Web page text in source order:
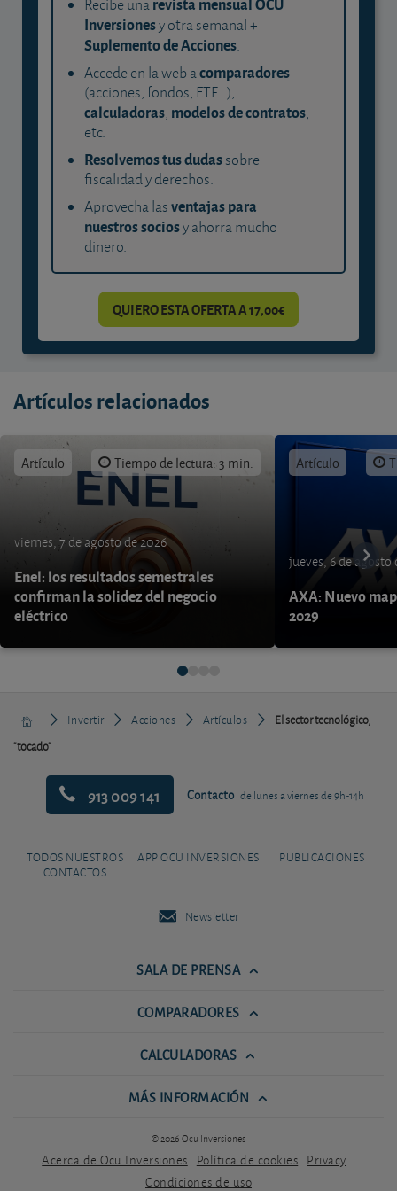
Recibe una
Inversionesy otra semanal +
Suplemento de Acciones.
Accede en la web acomparadores
(acciones, fondos, ETF...),
calculadoras, modelos de contratos,
etc.
Resolvemos tus dudassobre
fiscalidad y derechos.
Aprovecha lasventajas para
nuestros sociosy ahorra mucho
dinero.
QUIERO ESTA OFERTA A 17,00€
Artículos relacionados
Artículo Tiempo de lectura: 3 min.
viernes, 7 de agosto de 2026
Enel: los resultados semestrales
confirman la solidez del negocio
eléctrico
Artículo
jueves, 6 de agosto
AXA: Nuevo
2029
Invertir Acciones Artículos
El sector tecnológico,
"tocado"
913 009 141 Contacto de lunes a viernes de 9h-14h
TODOS NUESTROS
CONTACTOS
APP OCU INVERSIONES PUBLICACIONES
Newsletter
SALA DE PRENSA
COMPARADORES
CALCULADORAS
MÁS INFORMACIÓN
© 2026 Ocu Inversiones
Acerca de Ocu Inversiones Política de cookies Privacy
Condiciones de uso